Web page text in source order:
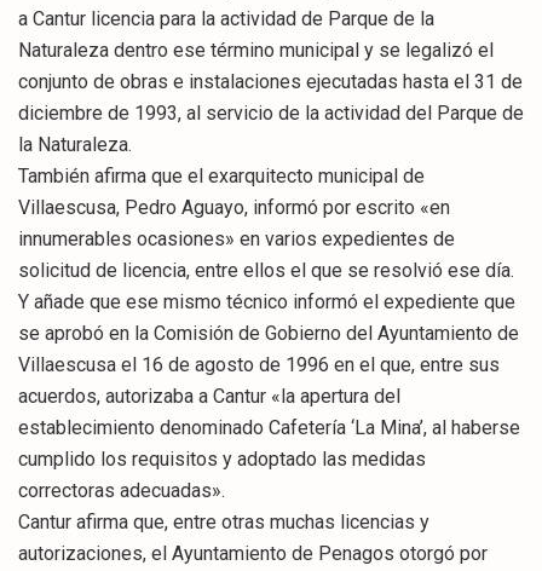
a Cantur licencia para la actividad de Parque de la
Naturaleza dentro ese término municipal y se legalizó el
conjunto de obras e instalaciones ejecutadas hasta el 31 de
diciembre de 1993, al servicio de la actividad del Parque de
la Naturaleza.
También afirma que el exarquitecto municipal de
Villaescusa, Pedro Aguayo, informó por escrito «en
innumerables ocasiones» en varios expedientes de
solicitud de licencia, entre ellos el que se resolvió ese día.
Y añade que ese mismo técnico informó el expediente que
se aprobó en la Comisión de Gobierno del Ayuntamiento de
Villaescusa el 16 de agosto de 1996 en el que, entre sus
acuerdos, autorizaba a Cantur «la apertura del
establecimiento denominado Cafetería ‘La Mina’, al haberse
cumplido los requisitos y adoptado las medidas
correctoras adecuadas».
Cantur afirma que, entre otras muchas licencias y
autorizaciones, el Ayuntamiento de Penagos otorgó por